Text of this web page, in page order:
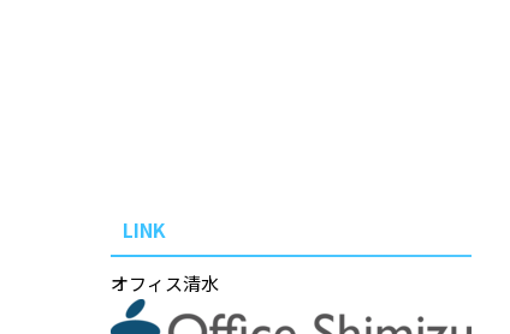
LINK
オフィス清水